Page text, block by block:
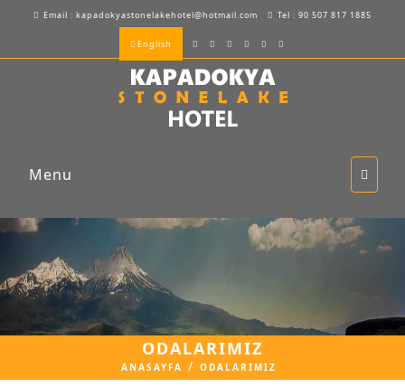
Email : kapadokyastonelakehotel@hotmail.com Tel : 90 507 817 1885
English
Menu
ODALARIMIZ
ANASAYFA ODALARIMIZ